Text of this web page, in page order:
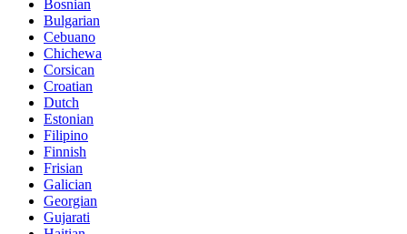
Bosnian
Bulgarian
Cebuano
Chichewa
Corsican
Croatian
Dutch
Estonian
Filipino
Finnish
Frisian
Galician
Georgian
Gujarati